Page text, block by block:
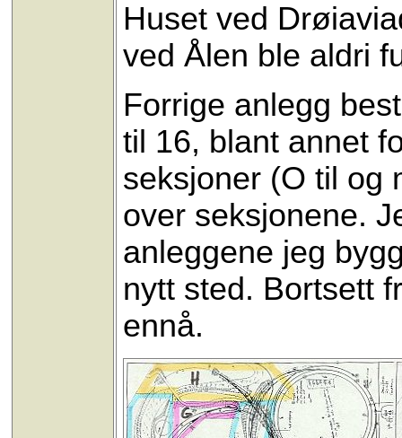
Huset ved
ved Ålen ble aldri
Forrige anlegg
til 16, blant annet
seksjoner (O til og
over seksjonene.
anleggene jeg
nytt sted. Bortsett
ennå.